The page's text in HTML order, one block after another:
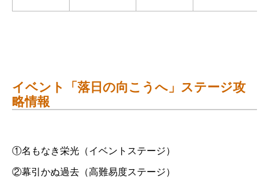
イベント「落日の向こうへ」ステージ攻
略情報
①名もなき栄光（イベントステージ）
②幕引かぬ過去（高難易度ステージ）